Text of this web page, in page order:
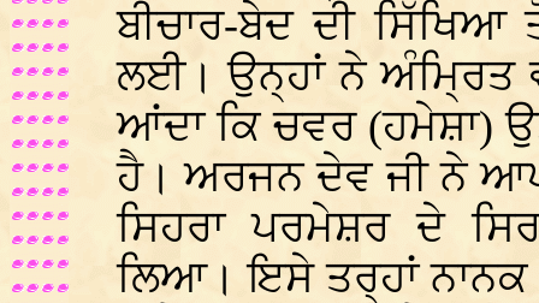
ਬੀਚਾਰ-ਬੇਦ ਦੀ ਸਿੱਖਿਆ
ਲਈ। ਉਨ੍ਹਾਂ ਨੇ
ਆਂਦਾ ਕਿ ਚਵਰ (ਹਮੇਸ਼ਾ)
ਹੈ। ਅਰਜਨ ਦੇਵ ਜੀ ਨੇ
ਸਿਹਰਾ ਪਰਮੇਸ਼ਰ ਦੇ
ਲਿਆ। ਇਸੇ ਤਰ੍ਹਾਂ ਨਾਨਕ